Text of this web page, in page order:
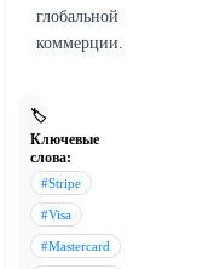
глобальной
коммерции.
🏷️
Ключевые
слова:
#Stripe
#Visa
#Mastercard